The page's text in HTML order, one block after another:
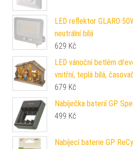
LED reflektor GLARO
neutrální bílá
629 Kč
LED vánoční betlém
vnitřní, teplá bílá,
679 Kč
Nabíječka baterií GP
499 Kč
Nabíjecí baterie GP